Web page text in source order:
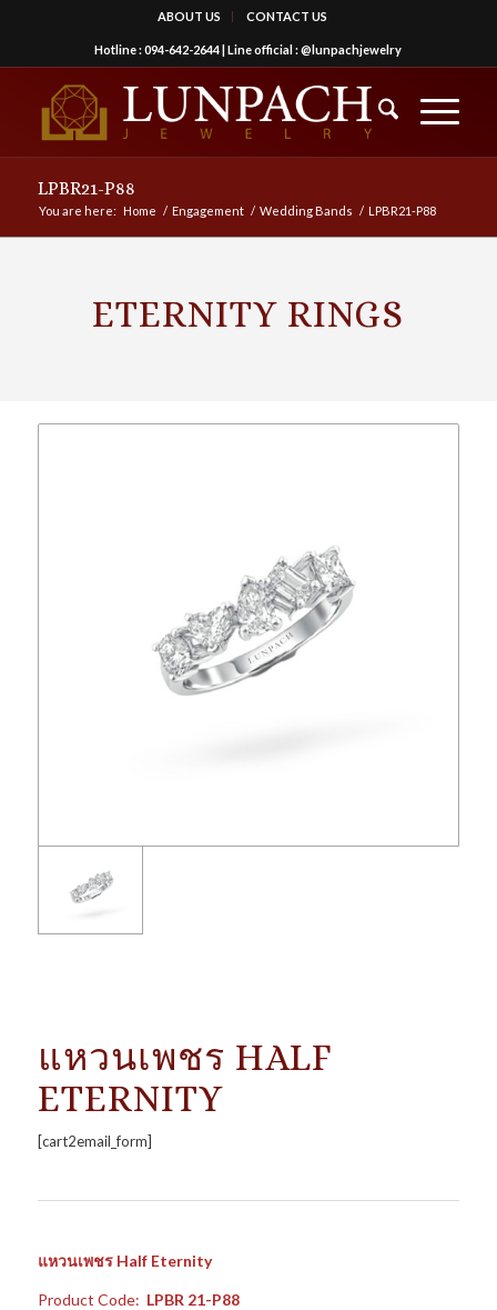
ABOUT US CONTACT US
Hotline :094-642-2644| Line official :@lunpachjewelry
LPBR21-P88
You are here: Home / Engagement / Wedding Bands / LPBR21-P88
ETERNITY RINGS
แหวนเพชร HALF
ETERNITY
[cart2email_form]
แหวนเพชร Half Eternity
Product Code: LPBR 21-P88